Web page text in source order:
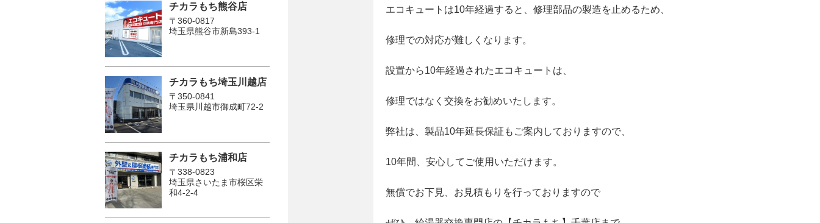
エコキュートは10年経過すると、修理部品の製造を止めるため、
修理での対応が難しくなります。
設置から10年経過されたエコキュートは、
修理ではなく交換をお勧めいたします。
弊社は、製品10年延長保証もご案内しておりますので、
10年間、安心してご使用いただけます。
無償でお下見、お見積もりを行っておりますので
チカラもち熊谷店
〒360-0817
埼玉県熊谷市新島393-1
チカラもち埼玉川越店
〒350-0841
埼玉県川越市御成町72-2
チカラもち浦和店
〒338-0823
埼玉県さいたま市桜区栄
和4-2-4